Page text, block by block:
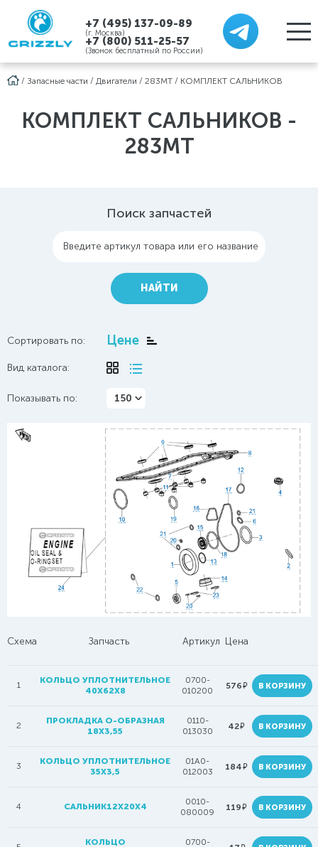
+7 (495) 137-09-89
(г. Москва)
+7 (800) 511-25-57
(Звонок бесплатный по России)
/ Запасные части / Двигатели / 283MT / КОМПЛЕКТ САЛЬНИКОВ
КОМПЛЕКТ САЛЬНИКОВ -
283MT
Поиск запчастей
Введите артикул товара или его название
НАЙТИ
Сортировать по: Цене
Вид каталога:
Показывать по: 150
Схема Запчасть Артикул Цена
1
КОЛЬЦО УПЛОТНИТЕЛЬНОЕ
40X62Х8
0700-
010200
576руб. В КОРЗИНУ
2
ПРОКЛАДКА О-ОБРАЗНАЯ
18Х3,55
0110-
013030
42руб. В КОРЗИНУ
3
КОЛЬЦО УПЛОТНИТЕЛЬНОЕ
35Х3,5
01A0-
012003
184руб. В КОРЗИНУ
4 САЛЬНИК12Х20Х4
0010-
080009
119руб. В КОРЗИНУ
КОЛЬЦО
0700-